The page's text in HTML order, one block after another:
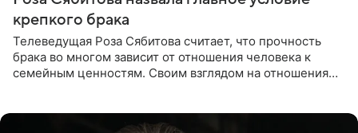
крепкого брака
Телеведущая Роза Сябитова считает, что прочность
брака во многом зависит от отношения человека к
семейным ценностям. Своим взглядом на отношения